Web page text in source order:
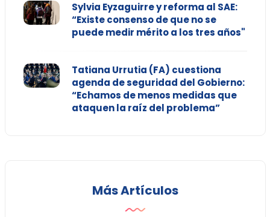
Sylvia Eyzaguirre y reforma al SAE:
“Existe consenso de que no se
puede medir mérito a los tres años"
Tatiana Urrutia (FA) cuestiona
agenda de seguridad del Gobierno:
“Echamos de menos medidas que
ataquen la raíz del problema”
Más Artículos